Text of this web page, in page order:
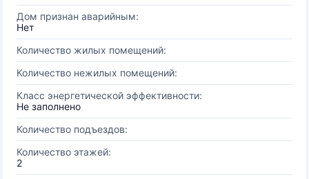
Дом признан аварийным:
Нет
Количество жилых помещений:
Количество нежилых помещений:
Класс энергетической эффективности:
Не заполнено
Количество подъездов:
Количество этажей:
2